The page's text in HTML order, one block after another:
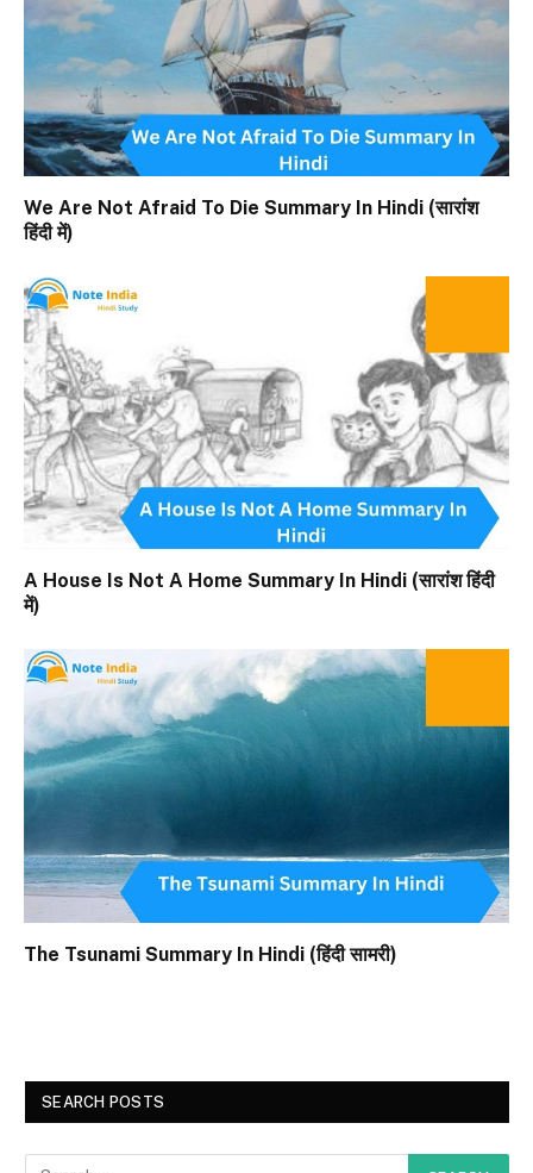
We Are Not Afraid To Die Summary In Hindi (सारांश
हिंदी में)
A House Is Not A Home Summary In Hindi (सारांश हिंदी
में)
The Tsunami Summary In Hindi (हिंदी सामरी)
SEARCH POSTS